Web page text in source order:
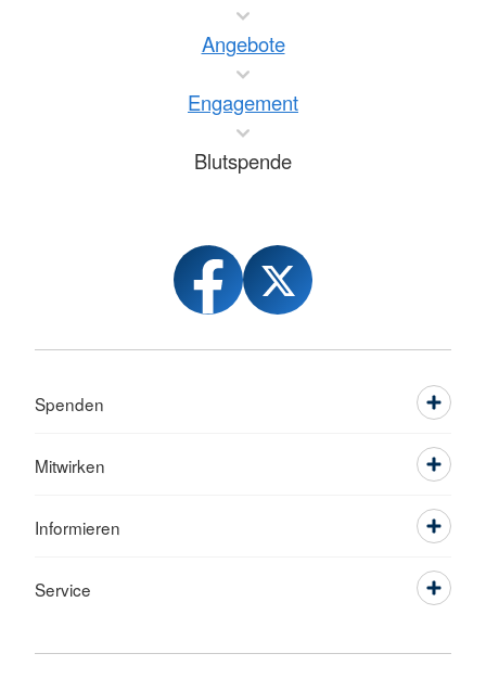
Angebote
Engagement
Blutspende
Spenden
Mitwirken
Informieren
Service